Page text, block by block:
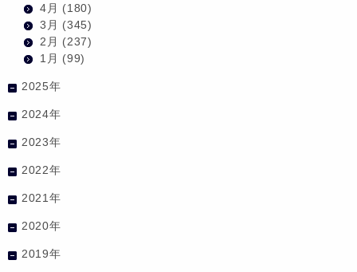
4月 (180)
3月 (345)
2月 (237)
1月 (99)
2025年
2024年
2023年
2022年
2021年
2020年
2019年